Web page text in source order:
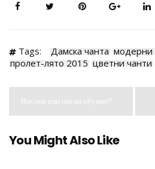
Tags: Дамска чанта модерни
пролет-лято 2015 цветни чанти
Високи или ниски обувки?
You Might Also Like